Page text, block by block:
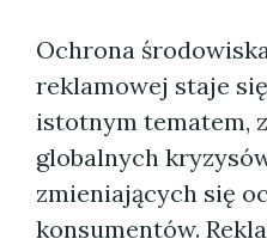
Ochrona
reklamowej staje
istotnym tematem,
globalnych
zmieniających się
konsumentów.